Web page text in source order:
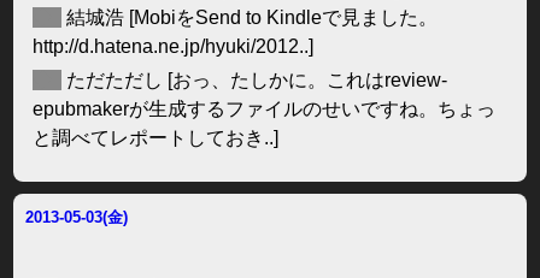
結城浩 [MobiをSend to Kindleで見ました。
http://d.hatena.ne.jp/hyuki/2012..]
ただただし [おっ、たしかに。これはreview-
epubmakerが生成するファイルのせいですね。ちょっ
と調べてレポートしておき..]
2013-05-03(金)